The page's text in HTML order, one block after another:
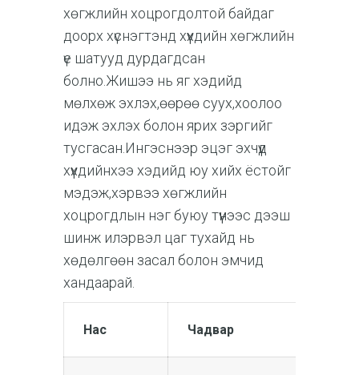
хөгжлийн хоцрогдолтой байдаг
доорх хүснэгтэнд хүүхдийн хөгжлийн
үе шатууд дурдагдсан
болно.Жишээ нь яг хэдийд
мөлхөж эхлэх,өөрөө суух,хоолоо
идэж эхлэх болон ярих зэргийг
тусгасан.Ингэснээр эцэг эхчүүд
хүүхдийнхээ хэдийд юу хийх ёстойг
мэдэж,хэрвээ хөгжлийн
хоцрогдлын нэг буюу түүнээс дээш
шинж илэрвэл цаг тухайд нь
хөдөлгөөн засал болон эмчид
хандаарай.
Нас Чадвар